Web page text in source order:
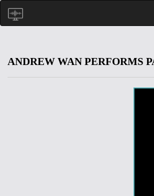
ANDREW WAN PERFORMS